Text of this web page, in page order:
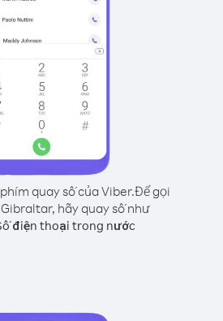
quay số của Viber.Để gọi
hãy quay số như
điện thoại trong nước